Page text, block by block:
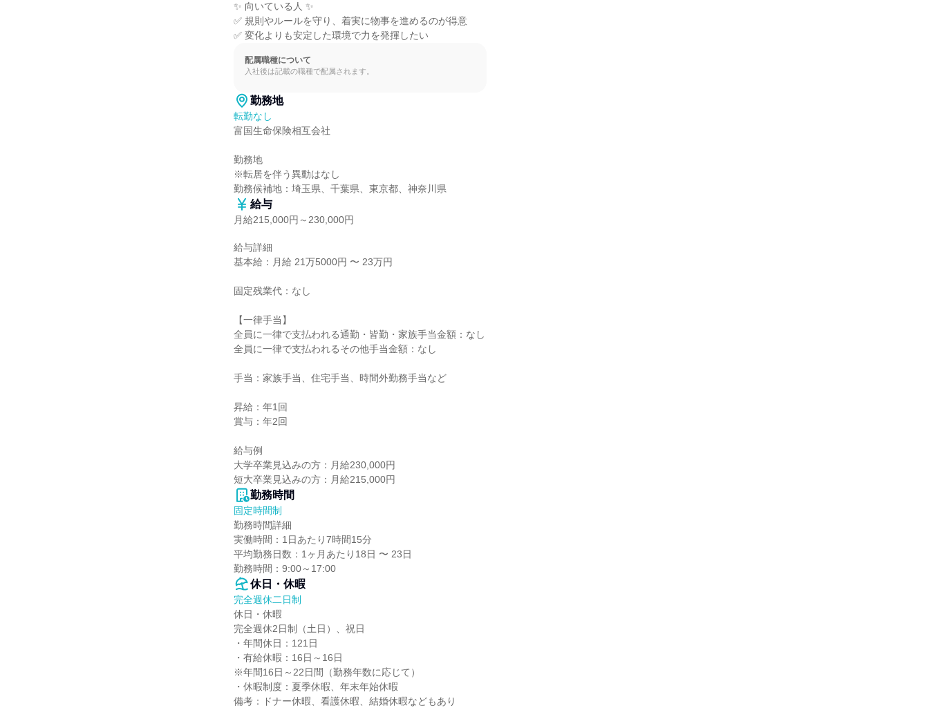
✨ 向いている人 ✨
✅ 規則やルールを守り、着実に物事を進めるのが得意
✅ 変化よりも安定した環境で力を発揮したい
配属職種について
入社後は記載の職種で配属されます。
勤務地
転勤なし
富国生命保険相互会社
勤務地
※転居を伴う異動はなし
勤務候補地：埼玉県、千葉県、東京都、神奈川県
給与
月給215,000円～230,000円
給与詳細
基本給：月給 21万5000円 〜 23万円
固定残業代：なし
【一律手当】
全員に一律で支払われる通勤・皆勤・家族手当金額：なし
全員に一律で支払われるその他手当金額：なし
手当：家族手当、住宅手当、時間外勤務手当など
昇給：年1回
賞与：年2回
給与例
大学卒業見込みの方：月給230,000円
短大卒業見込みの方：月給215,000円
勤務時間
固定時間制
勤務時間詳細
実働時間：1日あたり7時間15分
平均勤務日数：1ヶ月あたり18日 〜 23日
勤務時間：9:00～17:00
休日・休暇
完全週休二日制
休日・休暇
完全週休2日制（土日）、祝日
・年間休日：121日
・有給休暇：16日～16日
※年間16日～22日間（勤務年数に応じて）
・休暇制度：夏季休暇、年末年始休暇
備考：ドナー休暇、看護休暇、結婚休暇などもあり